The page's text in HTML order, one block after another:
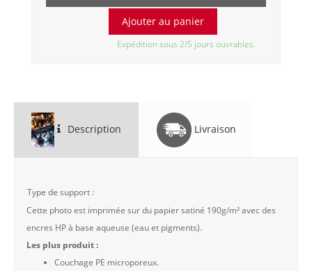
Expédition sous 2/5 jours ouvrables.
Description Livraison
Type de support :
Cette photo est imprimée sur du papier satiné 190g/m² avec des
encres HP à base aqueuse (eau et pigments).
Les plus produit :
Couchage PE microporeux.